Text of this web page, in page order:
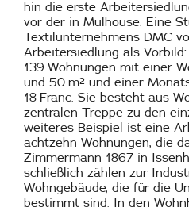
hin die erste
vor der in Mulhouse. Eine
Textilunternehmens DMC
Arbeitersiedlung als
139 Wohnungen mit einer
und 50 m² und einer
18 Franc. Sie besteht aus
zentralen Treppe zu den
weiteres Beispiel ist eine
achtzehn Wohnungen, die
Zimmermann 1867 in
schließlich zählen zur
Wohngebäude, die für die
bestimmt sind. In den